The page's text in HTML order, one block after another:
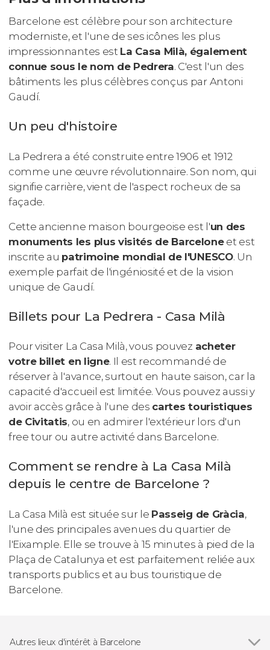
Barcelone est célèbre pour son architecture
moderniste, et l'une de ses icônes les plus
impressionnantes est La Casa Milà, également
connue sous le nom de Pedrera. C'est l'un des
bâtiments les plus célèbres conçus par Antoni
Gaudí.
Un peu d'histoire
La Pedrera a été construite entre 1906 et 1912
comme une œuvre révolutionnaire. Son nom, qui
signifie carrière, vient de l'aspect rocheux de sa
façade.
Cette ancienne maison bourgeoise est l'un des
monuments les plus visités de Barceloneet est
inscrite au patrimoine mondial de l'UNESCO. Un
exemple parfait de l'ingéniosité et de la vision
unique de Gaudí.
Billets pour La Pedrera - Casa Milà
Pour visiter La Casa Milà, vous pouvez acheter
votre billet en ligne. Il est recommandé de
réserver à l'avance, surtout en haute saison, car la
capacité d'accueil est limitée. Vous pouvez aussi y
avoir accès grâce à l'une des cartes touristiques
de Civitatis, ou en admirer l'extérieur lors d'un
free tour ou autre activité dans Barcelone.
Comment se rendre à La Casa Milà
depuis le centre de Barcelone ?
La Casa Milà est située sur le Passeig de Gràcia,
l'une des principales avenues du quartier de
l'Eixample. Elle se trouve à 15 minutes à pied de la
Plaça de Catalunya et est parfaitement reliée aux
transports publics et au bus touristique de
Barcelone.
Autres lieux d'intérêt à Barcelone